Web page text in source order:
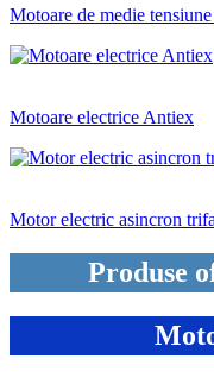
Motoare de medie
Motoare electrice Antiex
Motor electric asincron
Produse